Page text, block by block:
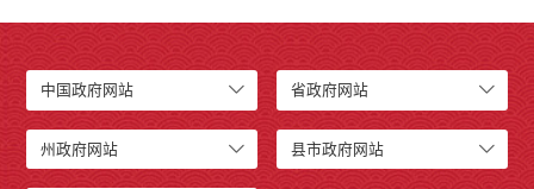
中国政府网站 省政府网站
州政府网站 县市政府网站